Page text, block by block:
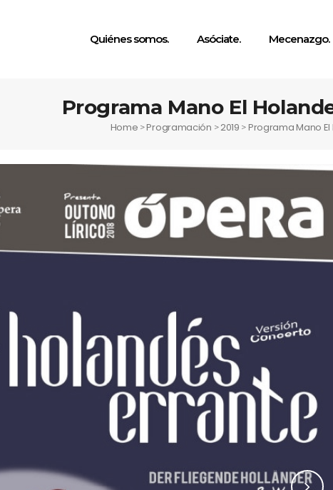
Quiénes somos. Asóciate. Mecenazgo.
Programa Mano El
Home >Programación >2019 >Programa Mano El